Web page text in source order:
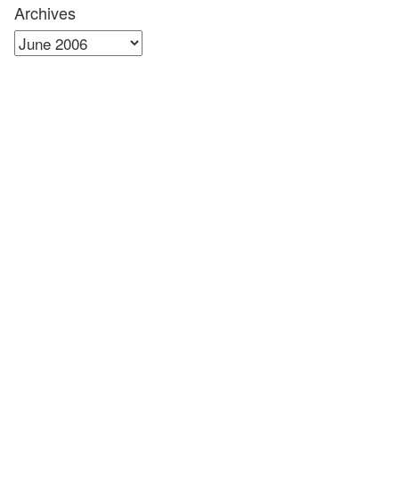
Archives
Archives